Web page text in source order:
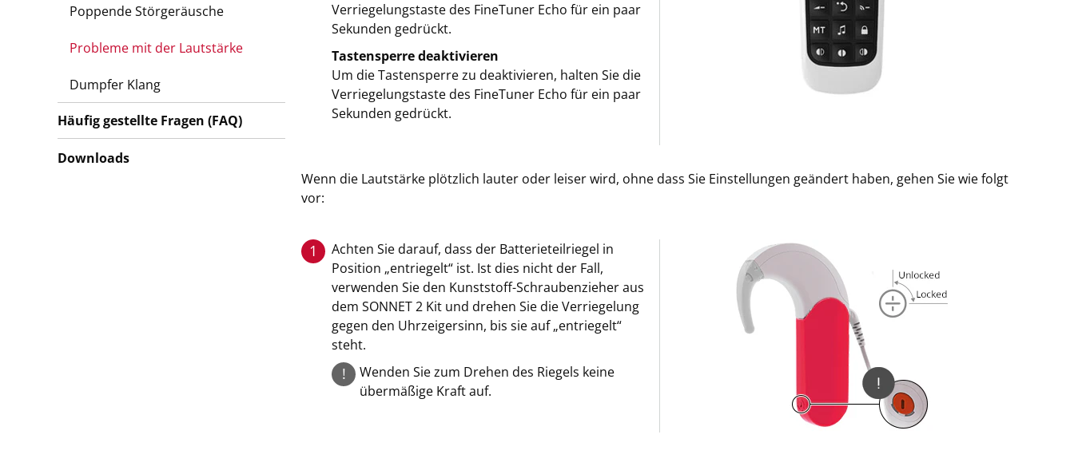
Verriegelungstaste des FineTuner Echo für ein paar
Sekunden gedrückt.
Tastensperre deaktivieren
Um die Tastensperre zu deaktivieren, halten Sie die
Verriegelungstaste des FineTuner Echo für ein paar
Sekunden gedrückt.
Wenn die Lautstärke plötzlich lauter oder leiser wird, ohne dass Sie Einstellungen geändert haben, gehen Sie wie folgt
vor:
1
Achten Sie darauf, dass der Batterieteilriegel in
Position „entriegelt“ ist. Ist dies nicht der Fall,
verwenden Sie den Kunststoff-Schraubenzieher aus
dem SONNET 2 Kit und drehen Sie die Verriegelung
gegen den Uhrzeigersinn, bis sie auf „entriegelt“
steht.
!
Wenden Sie zum Drehen des Riegels keine
übermäßige Kraft auf.
Poppende Störgeräusche
Probleme mit der Lautstärke
Dumpfer Klang
Häufig gestellte Fragen (FAQ)
Downloads